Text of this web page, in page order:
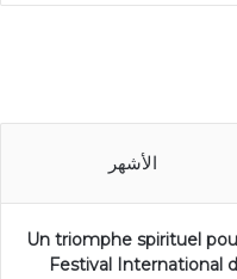
الأشهر
Un triomphe spirituel
Festival International